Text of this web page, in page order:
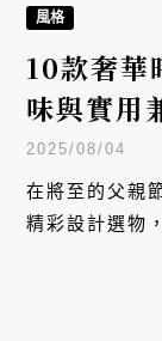
風格
10款奢華
味與實用
2025/08/04
在將至的父親
精彩設計選物